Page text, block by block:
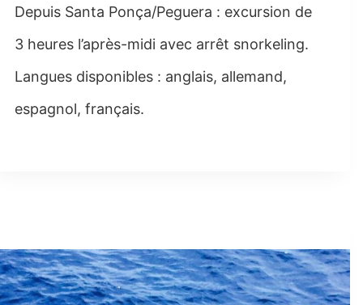
Depuis Santa Ponça/Peguera : excursion de
3 heures l’après-midi avec arrêt snorkeling.
Langues disponibles : anglais, allemand,
espagnol, français.